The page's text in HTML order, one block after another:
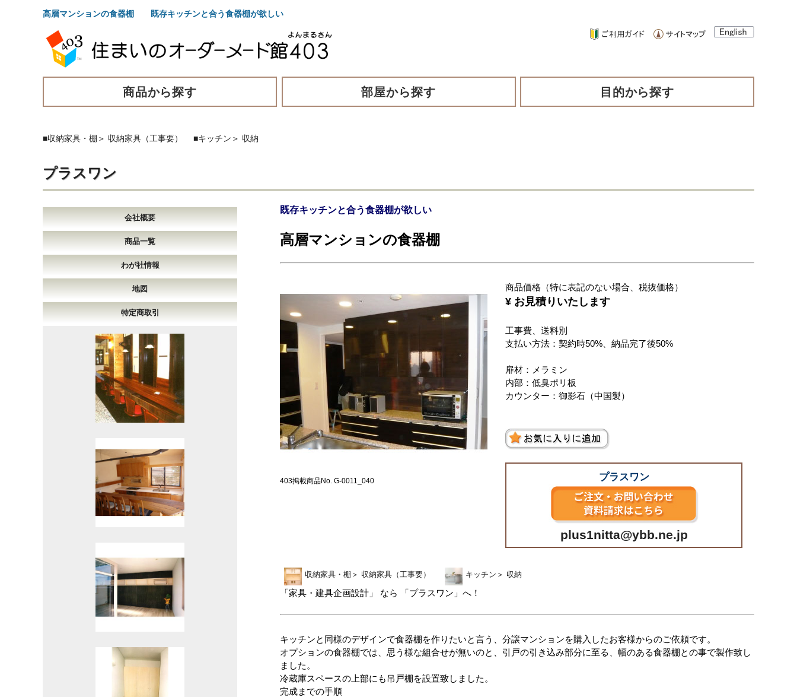
高層マンションの食器棚 既存キッチンと合う食器棚が欲しい
商品から探す 部屋から探す 目的から探す
■収納家具・棚 ＞ 収納家具（工事要） ■キッチン ＞ 収納
プラスワン
会社概要
商品一覧
わが社情報
地図
特定商取引
既存キッチンと合う食器棚が欲しい
高層マンションの食器棚
403掲載商品No. G-0011_040
商品価格（特に表記のない場合、税抜価格）
¥ お見積りいたします
工事費、送料別
支払い方法：契約時50%、納品完了後50%
扉材：メラミン
内部：低臭ポリ板
カウンター：御影石（中国製）
プラスワン
plus1nitta@ybb.ne.jp
収納家具・棚 ＞ 収納家具（工事要） キッチン ＞ 収納
「家具・建具企画設計」 なら 「プラスワン」へ！
キッチンと同様のデザインで食器棚を作りたいと言う、分譲マンションを購入したお客様からのご依頼です。
オプションの食器棚では、思う様な組合せが無いのと、引戸の引き込み部分に至る、幅のある食器棚との事で製作致し
ました。
冷蔵庫スペースの上部にも吊戸棚を設置致しました。
完成までの手順